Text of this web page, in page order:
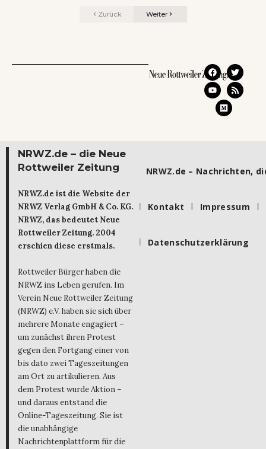
Zurück Weiter
NRWZ.de – die Neue
Rottweiler Zeitung
NRWZ.de ist die Website der
NRWZ Verlag GmbH & Co. KG.
NRWZ, das bedeutet Neue
Rottweiler Zeitung. 2004
erschien diese erstmals.
Rottweiler Bürger haben die
NRWZ ins Leben gerufen. Im
Verein Neue Rottweiler Zeitung
(NRWZ) e.V. haben sie sich über
mehrere Monate engagiert –
um zunächst ihren Protest
gegen den Fortgang einer von
bis dato zwei Tageszeitungen
am Ort zu artikulieren. Aus
dem Protest wurde Aktion –
und daraus entstand die
Online-Tageszeitung. Sie ist
die unabhängige
Nachrichtenplattform für die
NRWZ.de – Nachrichten,
Kontakt Impressum
Datenschutzerklärung